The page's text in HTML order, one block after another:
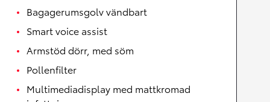
Bagagerumsgolv vändbart
Smart voice assist
Armstöd dörr, med söm
Pollenfilter
Multimediadisplay med mattkromad